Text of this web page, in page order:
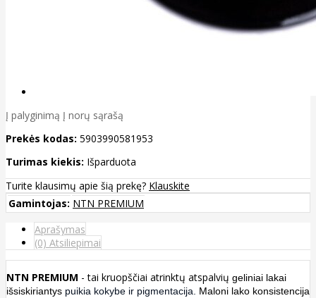
Į palyginimą Į norų sąrašą
Prekės kodas: 5903990581953
Turimas kiekis: Išparduota
Turite klausimų apie šią prekę? Klauskite
Gamintojas: NTN PREMIUM
Aprašymas
(0) Atsiliepimai
NTN PREMIUM - tai kruopščiai atrinktų atspalvių geliniai lakai
išsiskiriantys puikia kokybe ir pigmentacija.
Maloni lako konsistencija